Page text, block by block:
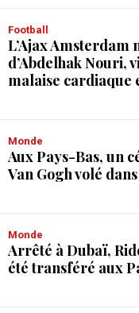
Football
L’Ajax
d’Abdelhak Nouri,
malaise cardiaque
Monde
Aux Pays-Bas, un
Van Gogh volé
Monde
Arrêté à Dubaï,
été transféré aux